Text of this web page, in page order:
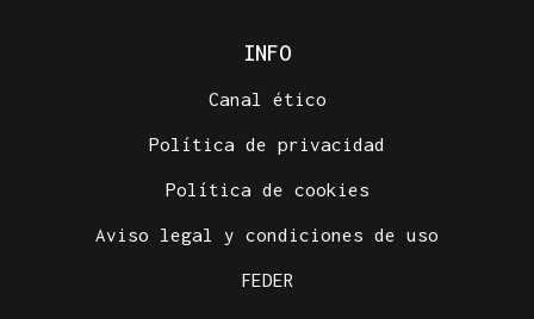
INFO
Canal ético
Política de privacidad
Política de cookies
Aviso legal y condiciones de uso
FEDER